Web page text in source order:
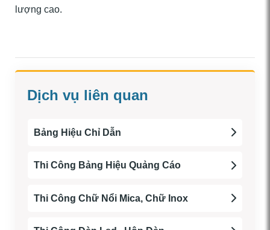
lượng cao.
Dịch vụ liên quan
Bảng Hiệu Chỉ Dẫn
Thi Công Bảng Hiệu Quảng Cáo
Thi Công Chữ Nổi Mica, Chữ Inox